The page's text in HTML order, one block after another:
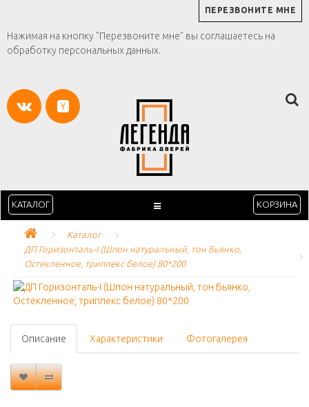
Нажимая на кнопку "Перезвоните мне" вы соглашаетесь на
обработку персональных данных.
КАТАЛОГ КОРЗИНА
Каталог
ДП Горизонталь-I (Шпон натуральный, тон Бьянко,
Остекленное, триплекс белое) 80*200
Описание Характеристики Фотогалерея